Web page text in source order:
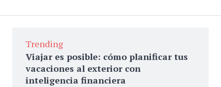
Trending
Viajar es posible: cómo planificar tus
vacaciones al exterior con
inteligencia financiera